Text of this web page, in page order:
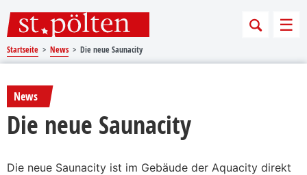
Startseite News Die neue Saunacity
News
Die neue Saunacity
Die neue Saunacity ist im Gebäude der Aquacity direkt